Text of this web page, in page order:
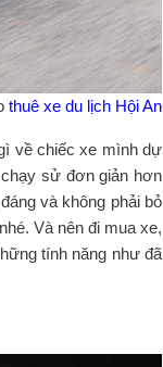
thuê xe du lịch Hội An
về chiếc xe mình dự
sử đơn giản hơn
và không phải bỏ
Và nên đi mua xe,
tính năng như đã